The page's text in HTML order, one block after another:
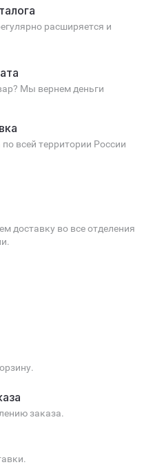
расширяется и
Мы вернем деньги
всей территории России
доставку во все отделения
заказа.